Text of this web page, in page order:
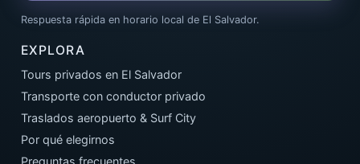
Respuesta rápida en horario local de El Salvador.
EXPLORA
Tours privados en El Salvador
Transporte con conductor privado
Traslados aeropuerto & Surf City
Por qué elegirnos
Preguntas frecuentes